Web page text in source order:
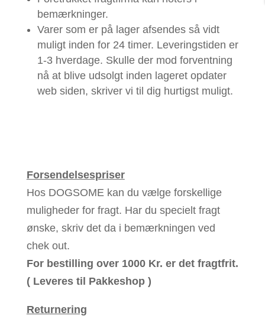
bemærkninger.
Varer som er på lager afsendes så vidt
muligt inden for 24 timer. Leveringstiden er
1-3 hverdage. Skulle der mod forventning
nå at blive udsolgt inden lageret opdater
web siden, skriver vi til dig hurtigst muligt.
Forsendelsespriser
Hos DOGSOME kan du vælge forskellige
muligheder for fragt. Har du specielt fragt
ønske, skriv det da i bemærkningen ved
chek out.
For bestilling over 1000 Kr. er det fragtfrit.
( Leveres til Pakkeshop )
Returnering